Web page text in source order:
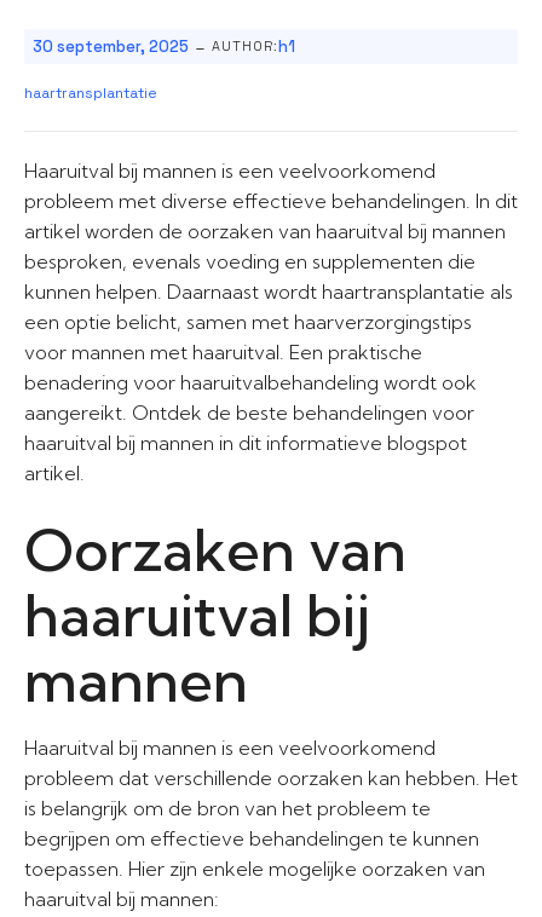
30 september, 2025 - AUTHOR:h1
haartransplantatie
Haaruitval bij mannen is een veelvoorkomend
probleem met diverse effectieve behandelingen. In dit
artikel worden de oorzaken van haaruitval bij mannen
besproken, evenals voeding en supplementen die
kunnen helpen. Daarnaast wordt haartransplantatie als
een optie belicht, samen met haarverzorgingstips
voor mannen met haaruitval. Een praktische
benadering voor haaruitvalbehandeling wordt ook
aangereikt. Ontdek de beste behandelingen voor
haaruitval bij mannen in dit informatieve blogspot
artikel.
Oorzaken van
haaruitval bij
mannen
Haaruitval bij mannen is een veelvoorkomend
probleem dat verschillende oorzaken kan hebben. Het
is belangrijk om de bron van het probleem te
begrijpen om effectieve behandelingen te kunnen
toepassen. Hier zijn enkele mogelijke oorzaken van
haaruitval bij mannen: